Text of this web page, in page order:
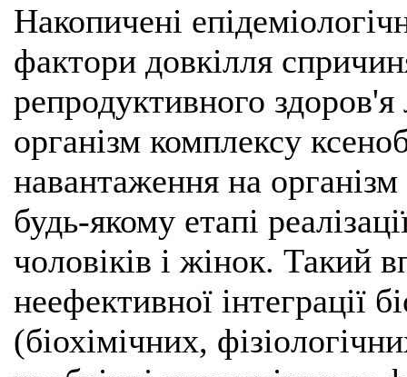
Накопичені
фактори довкілля
репродуктивного
організм комплексу
навантаження на
будь-якому етапі
чоловіків і жінок. Такий
неефективної інтеграції
(біохімічних,